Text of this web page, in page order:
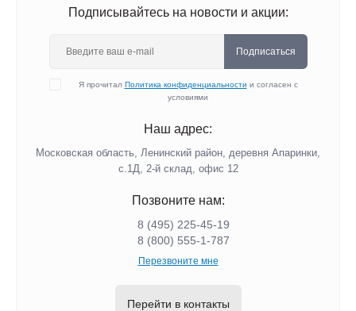
Подписывайтесь на новости и акции:
Подписаться
Я прочитал Политика конфиденциальности и согласен с
условиями
Наш адрес:
Московская область, Ленинский район, деревня Апаринки,
с.1Д, 2-й склад, офис 12
Позвоните нам:
8 (495) 225-45-19
8 (800) 555-1-787
Перезвоните мне
Перейти в контакты